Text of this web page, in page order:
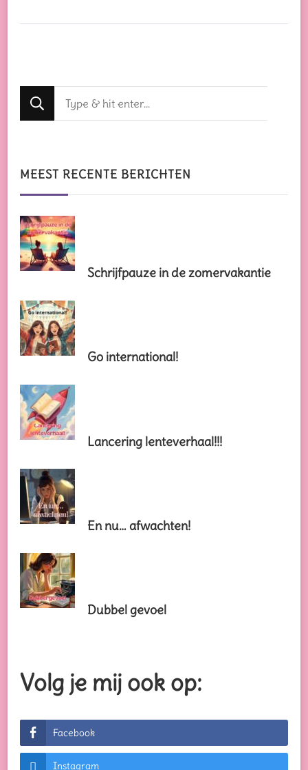
Op
zoek
iets?
MEEST RECENTE BERICHTEN
Schrijfpauze in de zomervakantie
Go international!
Lancering lenteverhaal!!!
En nu… afwachten!
Dubbel gevoel
Volg je mij ook op:
Facebook
Instagram